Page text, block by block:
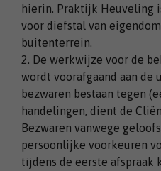
hierin. Praktijk Heuveling
voor diefstal van
buitenterrein.
2. De werkwijze voor de
wordt voorafgaand aan
bezwaren bestaan tegen
handelingen, dient de
Bezwaren vanwege
persoonlijke voorkeuren
tijdens de eerste afspraak